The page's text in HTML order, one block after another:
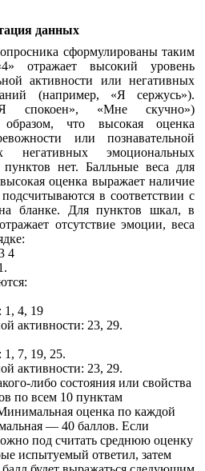
данных
сформулированы таким
отражает высокий уровень
активности или негативных
(например, «Я сержусь»).
спокоен», «Мне скучно»)
что высокая оценка
или познавательной
эмоциональных
нет. Балльные веса для
оценка выражает наличие
в соответствии с
бланке. Для пунктов шкал, в
отсутствие эмоции, веса
4
1, 4, 19
активности: 23, 29.
7, 19, 25.
активности: 23, 29.
либо состояния или свойства
по всем 10 пунктам
оценка по каждой
— 40 баллов. Если
под считать среднюю оценку
испытуемый ответил, затем